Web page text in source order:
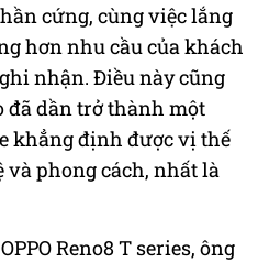
cứng, cùng việc lắng
hơn nhu cầu của khách
nhận. Điều này cũng
đã dần trở thành một
khẳng định được vị thế
và phong cách, nhất là
Reno8 T series, ông